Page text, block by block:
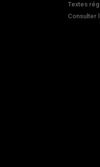
Textes
Consulter